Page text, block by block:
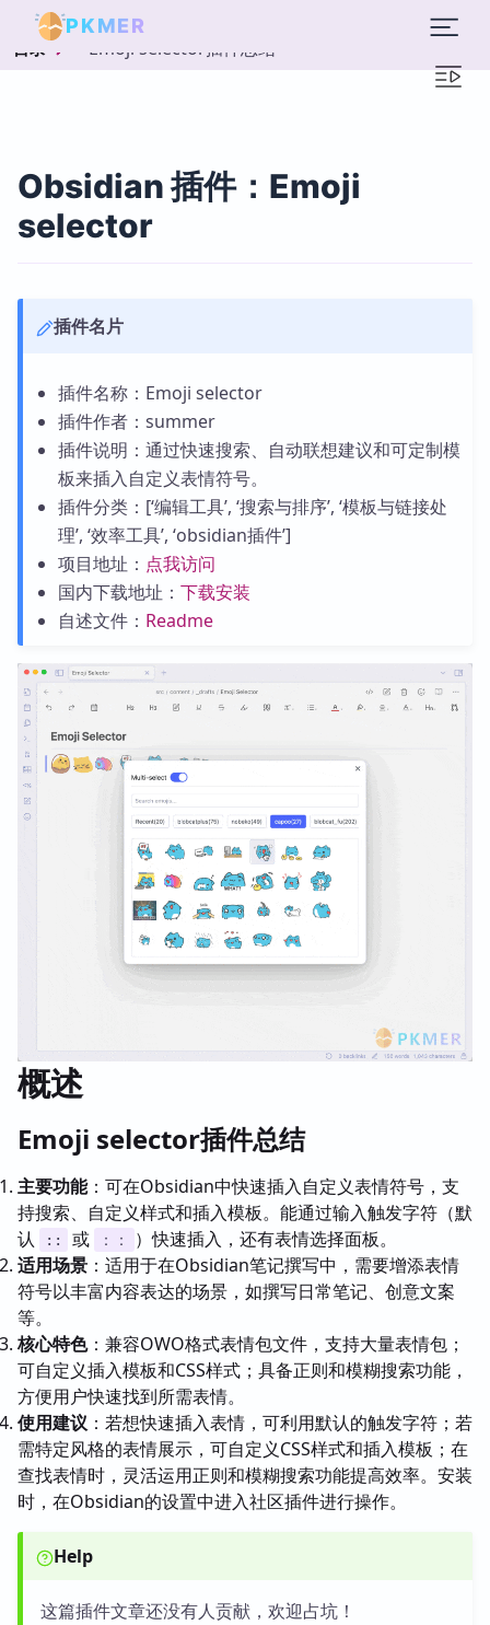
PKMER
目录 Emoji selector插件总结
Obsidian 插件：Emoji
selector
插件名片
插件名称：Emoji selector
插件作者：summer
插件说明：通过快速搜索、自动联想建议和可定制模
板来插入自定义表情符号。
插件分类：[‘编辑工具’, ‘搜索与排序’, ‘模板与链接处
理’, ‘效率工具’, ‘obsidian插件’]
项目地址： 点我访问
国内下载地址： 下载安装
自述文件： Readme
概述
Emoji selector插件总结
主要功能：可在Obsidian中快速插入自定义表情符号，支
持搜索、自定义样式和插入模板。能通过输入触发字符（默
认
:: 或 ：：
）快速插入，还有表情选择面板。
适用场景 ：适用于在Obsidian笔记撰写中，需要增添表情
符号以丰富内容表达的场景，如撰写日常笔记、创意文案
等。
核心特色：兼容OWO格式表情包文件，支持大量表情包；
可自定义插入模板和CSS样式；具备正则和模糊搜索功能，
方便用户快速找到所需表情。
使用建议 ：若想快速插入表情，可利用默认的触发字符；若
需特定风格的表情展示，可自定义CSS样式和插入模板；在
查找表情时，灵活运用正则和模糊搜索功能提高效率。安装
时，在Obsidian的设置中进入社区插件进行操作。
Help
这篇插件文章还没有人贡献，欢迎占坑！